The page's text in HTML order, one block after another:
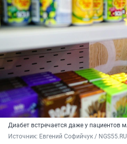
Диабет встречается даже у пациентов
Источник: Евгений Софийчук / NGS55.RU